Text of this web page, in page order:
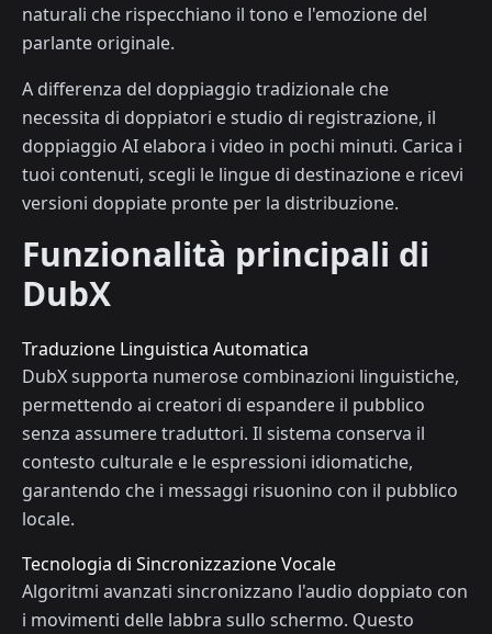
naturali che rispecchiano il tono e l'emozione del
parlante originale.
A differenza del doppiaggio tradizionale che
necessita di doppiatori e studio di registrazione, il
doppiaggio AI elabora i video in pochi minuti. Carica i
tuoi contenuti, scegli le lingue di destinazione e ricevi
versioni doppiate pronte per la distribuzione.
Funzionalità principali di
DubX
Traduzione Linguistica Automatica
DubX supporta numerose combinazioni linguistiche,
permettendo ai creatori di espandere il pubblico
senza assumere traduttori. Il sistema conserva il
contesto culturale e le espressioni idiomatiche,
garantendo che i messaggi risuonino con il pubblico
locale.
Tecnologia di Sincronizzazione Vocale
Algoritmi avanzati sincronizzano l'audio doppiato con
i movimenti delle labbra sullo schermo. Questo